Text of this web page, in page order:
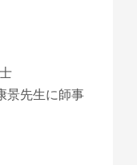
景先生に師事